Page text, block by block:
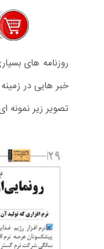
روزنامه های
خبر هایی در
تصویر زیر نمونه